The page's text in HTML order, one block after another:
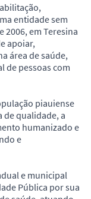
entidade sem
2006, em Teresina
apoiar,
área de saúde,
de pessoas com
piauiense
de qualidade, a
humanizado e
e
e municipal
Pública por sua